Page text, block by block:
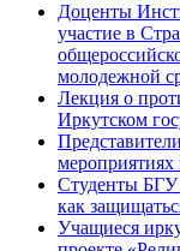
Доценты
участие в
молодежной
Лекция о
Иркутском
Студенты БГУ
как
Учащиеся